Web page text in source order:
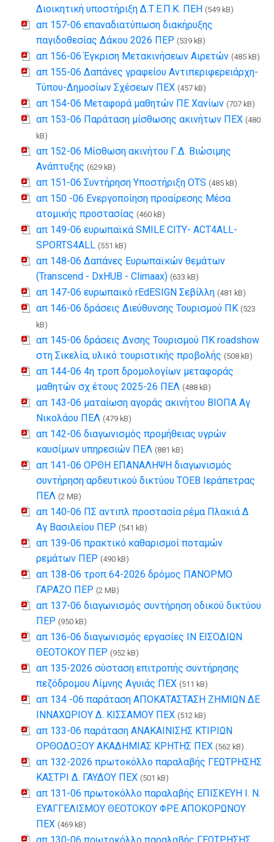
Διοικητική υποστήριξη Δ.Τ.Ε.Π.Κ. ΠΕΗ (549 kB)
απ 157-06 επαναδιατύπωση διακήρυξης
παγιδοθεσίας Δάκου 2026 ΠΕΡ (539 kB)
απ 156-06 Έγκριση Μετακινήσεων Αιρετών (485 kB)
απ 155-06 Δαπάνες γραφείου Αντιπεριφερειάρχη-
Τύπου-Δημοσίων Σχέσεων ΠΕΧ (457 kB)
απ 154-06 Μεταφορά μαθητών ΠΕ Χανίων (707 kB)
απ 153-06 Παράταση μίσθωσης ακινήτων ΠΕΧ (480
kB)
απ 152-06 Μίσθωση ακινήτου Γ.Δ. Βιώσιμης
Ανάπτυξης (629 kB)
απ 151-06 Συντήρηση Υποστήριξη OTS (485 kB)
απ 150 -06 Ενεργοποίηση προαίρεσης Μέσα
ατομικής προστασίας (460 kB)
απ 149-06 ευρωπαϊκά SMILE CITY- ACT4ALL-
SPORTS4ALL (551 kB)
απ 148-06 Δαπάνες Ευρωπαϊκών θεμάτων
(Transcend - DxHUB - Climaax) (633 kB)
απ 147-06 ευρωπαικό rEdESIGN Σεβίλλη (481 kB)
απ 146-06 δράσεις Διεύθυνσης Τουρισμού ΠΚ (523
kB)
απ 145-06 δράσεις Δνσης Τουρισμού ΠΚ roadshow
στη Σικελία, υλικό τουριστικής προβολής (508 kB)
απ 144-06 4η τροπ δρομολογίων μεταφοράς
μαθητών σχ έτους 2025-26 ΠΕΛ (488 kB)
απ 143-06 ματαίωση αγοράς ακινήτου ΒΙΟΠΑ Αγ
Νικολάου ΠΕΛ (479 kB)
απ 142-06 διαγωνισμός προμήθειας υγρών
καυσίμων υπηρεσιών ΠΕΛ (881 kB)
απ 141-06 ΟΡΘΗ ΕΠΑΝΑΛΗΨΗ διαγωνισμός
συντήρηση αρδευτικού δικτύου ΤΟΕΒ Ιεράπετρας
ΠΕΛ (2 MB)
απ 140-06 ΠΣ αντιπλ προστασία ρέμα Πλακιά Δ
Αγ Βασιλείου ΠΕΡ (541 kB)
απ 139-06 πρακτικό καθαρισμοί ποταμών
ρεμάτων ΠΕΡ (490 kB)
απ 138-06 τροπ 64-2026 δρόμος ΠΑΝΟΡΜΟ
ΓΑΡΑΖΟ ΠΕΡ (2 MB)
απ 137-06 διαγωνισμός συντήρηση οδικού δικτύου
ΠΕΡ (950 kB)
απ 136-06 διαγωνισμός εργασίες ΙΝ ΕΙΣΟΔΙΩΝ
ΘΕΟΤΟΚΟΥ ΠΕΡ (952 kB)
απ 135-2026 σύσταση επιτροπής συντήρησης
πεζόδρομου Λίμνης Αγυιάς ΠΕΧ (511 kB)
απ 134 -06 παράταση ΑΠΟΚΑΤΑΣΤΑΣΗ ΖΗΜΙΩΝ ΔΕ
ΙΝΝΑΧΩΡΙΟΥ Δ. ΚΙΣΣΑΜΟΥ ΠΕΧ (512 kB)
απ 133-06 παράταση ΑΝΑΚΑΙΝΙΣΗΣ ΚΤΙΡΙΩΝ
ΟΡΘΟΔΟΞΟΥ ΑΚΑΔΗΜΙΑΣ ΚΡΗΤΗΣ ΠΕΧ (562 kB)
απ 132-2026 πρωτοκόλλο παραλαβής ΓΕΩΤΡΗΣΗΣ
ΚΑΣΤΡΙ Δ. ΓΑΥΔΟΥ ΠΕΧ (501 kB)
απ 131-06 πρωτοκόλλο παραλαβής ΕΠΙΣΚΕΥΗ Ι. Ν.
ΕΥΑΓΓΕΛΙΣΜΟΥ ΘΕΟΤΟΚΟΥ ΦΡΕ ΑΠΟΚΟΡΩΝΟΥ
ΠΕΧ (469 kB)